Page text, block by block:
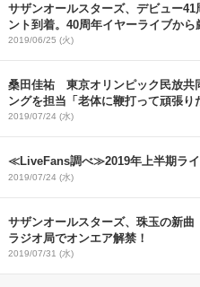
サザンオールスターズ、デビュー
ント到着。40周年イヤーライブから
2019/06/25 (火)
桑田佳祐 東京オリンピック民放共
ングを担当「老体に鞭打って頑張り
2019/07/24 (水)
≪LiveFans調べ≫2019年上半期ライ
2019/07/24 (水)
サザンオールスターズ、珠玉の新
ラジオ局でオンエア解禁！
2019/07/31 (水)